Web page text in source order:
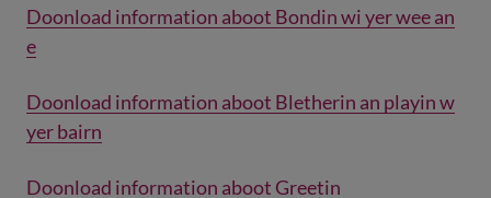
Doonload information aboot Bondin wi yer wee an
e
Doonload information aboot Bletherin an playin w
yer bairn
Doonload information aboot Greetin